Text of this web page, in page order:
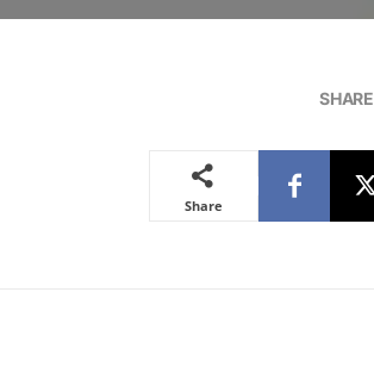
SHARE
Share